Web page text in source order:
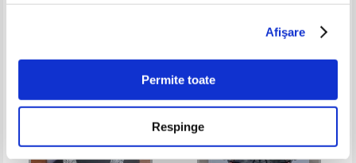
Afişare
Permite toate
Respinge
Pret:45,00Lei 18,00 Lei Pret:30,00Lei 19,50 Lei
Adaugă în coș
-20%